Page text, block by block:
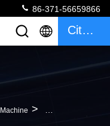
86-371-56659866
Citaat
> 30T/H